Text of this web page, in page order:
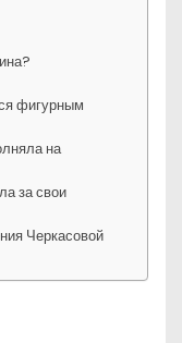
фигурным
на
за свои
Черкасовой